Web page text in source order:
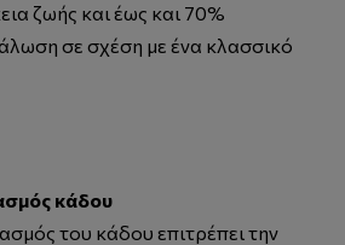
ζωής και έως και 70%
σε σχέση με ένα κλασσικό
κάδου
του κάδου επιτρέπει την